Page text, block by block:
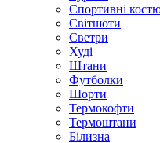
Спортивні
Світшоти
Светри
Худі
Штани
Футболки
Шорти
Термокофти
Термоштани
Білизна